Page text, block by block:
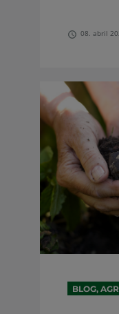
08. abril
BLOG,